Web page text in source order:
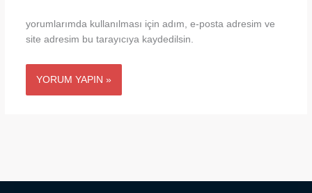
yorumlarımda kullanılması için adım, e-posta adresim ve
site adresim bu tarayıcıya kaydedilsin.